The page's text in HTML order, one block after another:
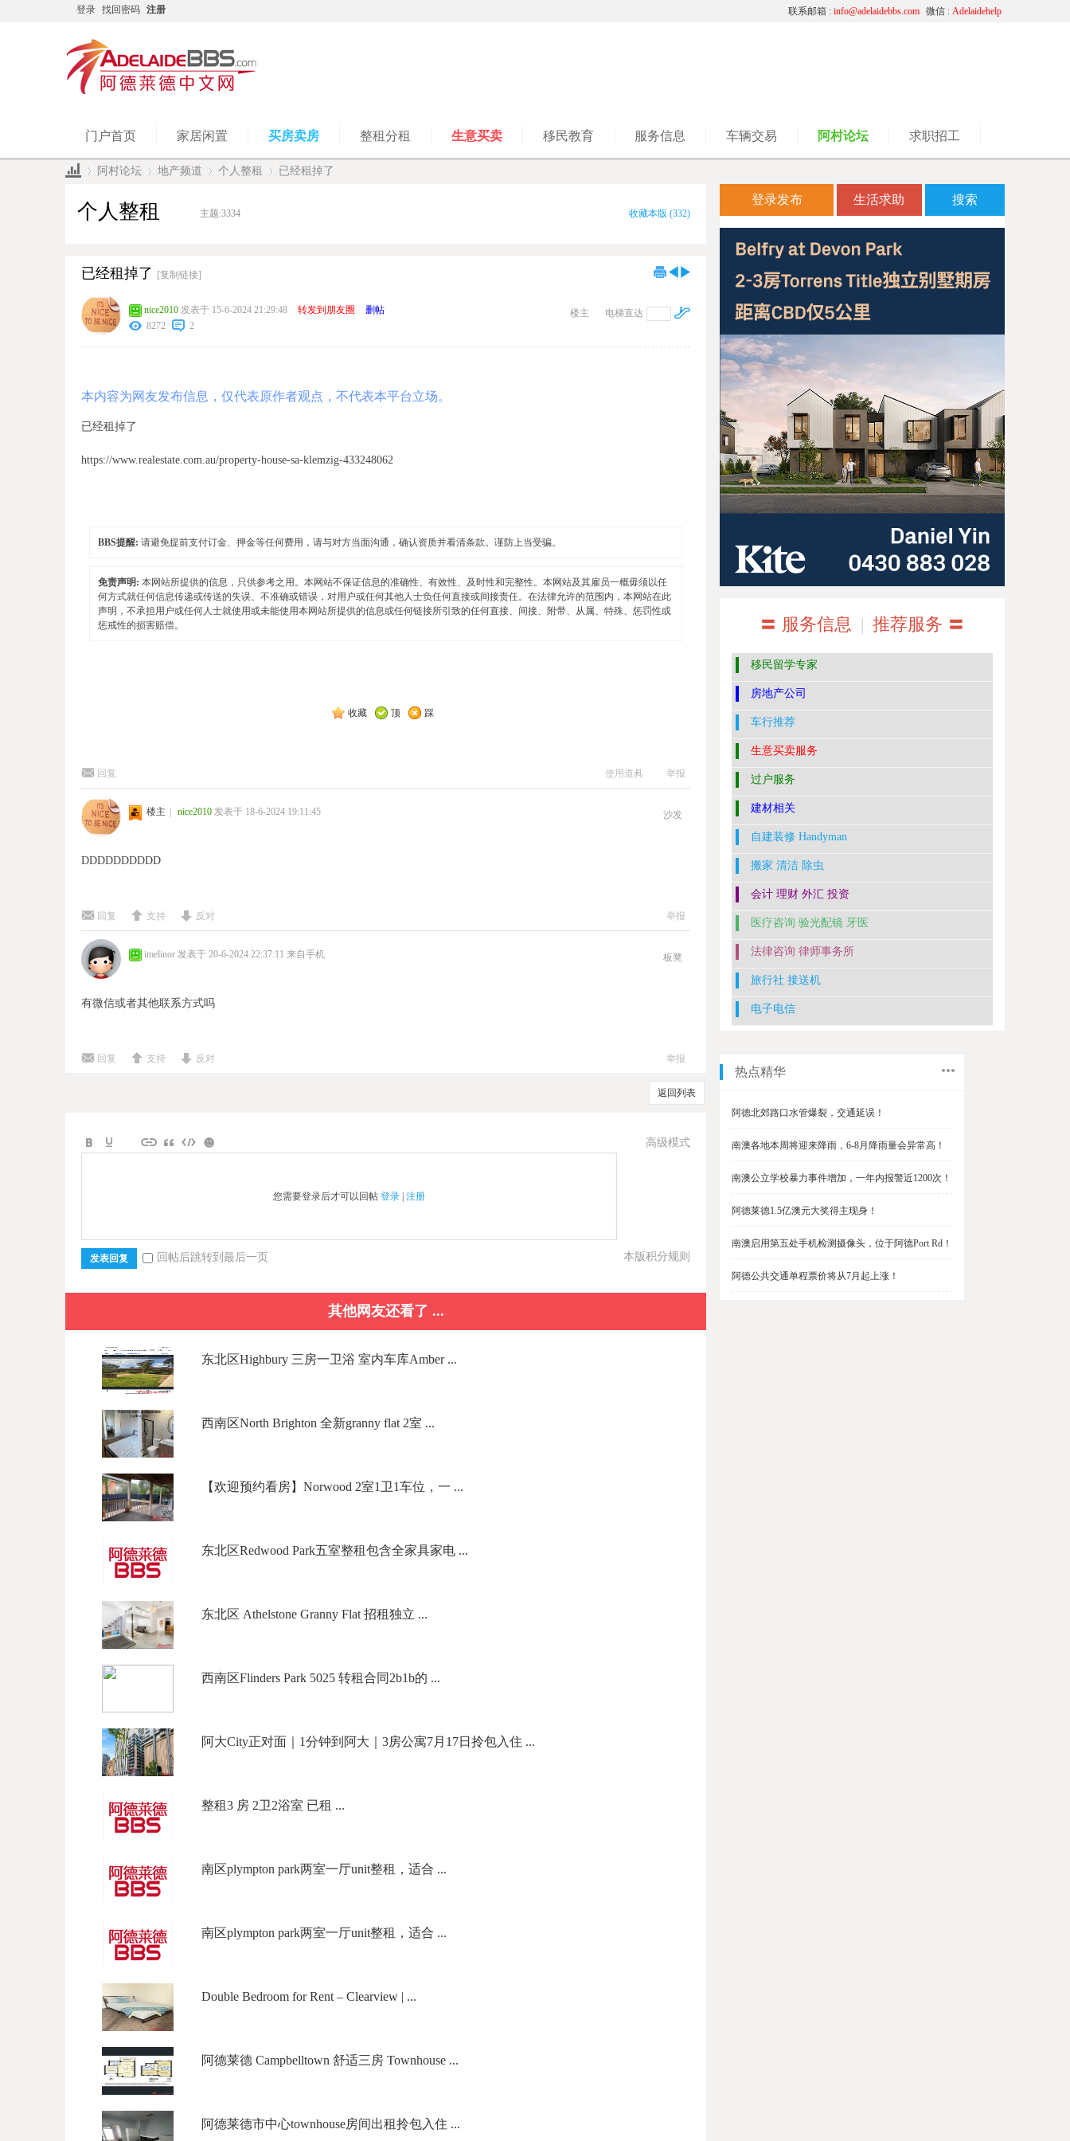
登录 找回密码 注册 微信 : Adelaidehelp
联系邮箱 : info@adelaidebbs.com
门户首页 家居闲置 买房卖房 整租分租 生意买卖 移民教育 服务信息 车辆交易 阿村论坛 求职招工
阿村论坛 地产频道 个人整租 已经租掉了
个人整租 主题:3334 收藏本版 (332)
已经租掉了 [复制链接]
电梯直达
楼主
nice2010 发表于 15-6-2024 21:29:48 转发到朋友圈
删帖
8272
2
本内容为网友发布信息，仅代表原作者观点，不代表本平台立场。
已经租掉了
https://www.realestate.com.au/property-house-sa-klemzig-433248062
BBS提醒: 请避免提前支付订金、押金等任何费用，请与对方当面沟通，确认资质并看清条款。谨防上当受骗。
免责声明: 本网站所提供的信息，只供参考之用。本网站不保证信息的准确性、有效性、及时性和完整性。本网站及其雇员一概毋须以任
何方式就任何信息传递或传送的失误、不准确或错误，对用户或任何其他人士负任何直接或间接责任。在法律允许的范围内，本网站在此
声明，不承担用户或任何人士就使用或未能使用本网站所提供的信息或任何链接所引致的任何直接、间接、附带、从属、特殊、惩罚性或
惩戒性的损害赔偿。
收藏 顶 踩
回复 使用道具 举报
沙发
楼主 nice2010 发表于 18-6-2024 19:11:45
DDDDDDDDDD
回复 支持 反对 举报
板凳
imelinor 发表于 20-6-2024 22:37:11 来自手机
有微信或者其他联系方式吗
回复 支持 反对 举报
返回列表
高级模式
您需要登录后才可以回帖 登录 注册
本版积分规则
发表回复 回帖后跳转到最后一页
其他网友还看了 ...
东北区Highbury 三房一卫浴 室内车库Amber ...
西南区North Brighton 全新granny flat 2室 ...
【欢迎预约看房】Norwood 2室1卫1车位，一 ...
东北区Redwood Park五室整租包含全家具家电 ...
东北区 Athelstone Granny Flat 招租独立 ...
西南区Flinders Park 5025 转租合同2b1b的 ...
阿大City正对面｜1分钟到阿大｜3房公寓7月17日拎包入住 ...
整租3 房 2卫2浴室 已租 ...
南区plympton park两室一厅unit整租，适合 ...
南区plympton park两室一厅unit整租，适合 ...
Double Bedroom for Rent – Clearview | ...
阿德莱德 Campbelltown 舒适三房 Townhouse ...
阿德莱德市中心townhouse房间出租拎包入住 ...
登录发布 生活求助 搜索
〓 服务信息 | 推荐服务 〓
移民留学专家
房地产公司
车行推荐
生意买卖服务
过户服务
建材相关
自建装修 Handyman
搬家 清洁 除虫
会计 理财 外汇 投资
医疗咨询 验光配镜 牙医
法律咨询 律师事务所
旅行社 接送机
电子电信
热点精华
阿德北郊路口水管爆裂，交通延误！
南澳各地本周将迎来降雨，6-8月降雨量会异常高！
南澳公立学校暴力事件增加，一年内报警近1200次！
阿德莱德1.5亿澳元大奖得主现身！
南澳启用第五处手机检测摄像头，位于阿德Port Rd！
阿德公共交通单程票价将从7月起上涨！